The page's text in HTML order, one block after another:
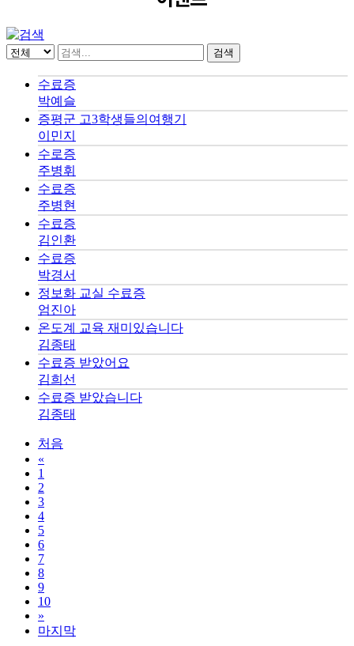
검색
수료증
박예슬
증평군 고3학생들의여행기
이민지
수로증
주병휘
수료증
주병현
수료증
김인환
수료증
박경서
정보화 교실 수료증
엄진아
온도계 교육 재미있습니다
김종태
수료증 받았어요
김희선
수료증 받았습니다
김종태
처음
«
1
2
3
4
5
6
7
8
9
10
»
마지막